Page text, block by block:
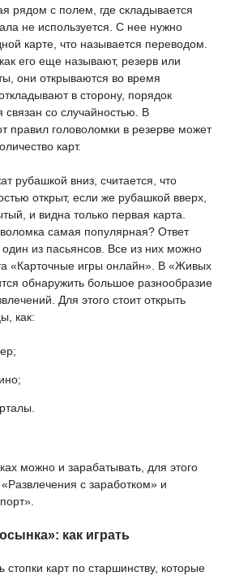
рядом с полем, где складывается
не используется. С нее нужно
карте, что называется переводом.
его еще называют, резерв или
они открываются во время
в сторону, порядок
связан со случайностью. В
правил головоломки в резерве может
карт.
рубашкой вниз, считается, что
открыт, если же рубашкой вверх,
и видна только первая карта.
самая популярная? Ответ
один из пасьянсов. Все из них можно
«Карточные игры онлайн». В «Живых
обнаружить большое разнообразие
Для этого стоит открыть
как:
можно и зарабатывать, для этого
«Развлечения с заработком» и
как играть
стопки карт по старшинству, которые